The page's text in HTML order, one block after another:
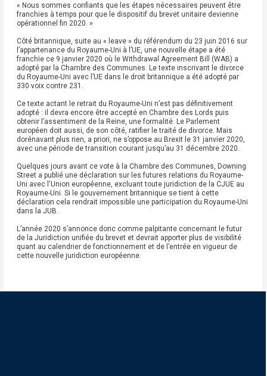
« Nous sommes confiants que les étapes nécessaires peuvent être
franchies à temps pour que le dispositif du brevet unitaire devienne
opérationnel fin 2020. »
Côté britannique, suite au « leave » du référendum du 23 juin 2016 sur
l’appartenance du Royaume-Uni à l’UE, une nouvelle étape a été
franchie ce 9 janvier 2020 où le Withdrawal Agreement Bill (WAB) a
adopté par la Chambre des Communes. Le texte inscrivant le divorce
du Royaume-Uni avec l’UE dans le droit britannique a été adopté par
330 voix contre 231.
Ce texte actant le retrait du Royaume-Uni n’est pas définitivement
adopté : il devra encore être accepté en Chambre des Lords puis
obtenir l’assentiment de la Reine, une formalité. Le Parlement
européen doit aussi, de son côté, ratifier le traité de divorce. Mais
dorénavant plus rien, a priori, ne s’oppose au Brexit le 31 janvier 2020,
avec une période de transition courant jusqu’au 31 décembre 2020.
Quelques jours avant ce vote à la Chambre des Communes, Downing
Street a publié une déclaration sur les futures relations du Royaume-
Uni avec l'Union européenne, excluant toute juridiction de la CJUE au
Royaume-Uni. Si le gouvernement britannique se tient à cette
déclaration cela rendrait impossible une participation du Royaume-Uni
dans la JUB.
L’année 2020 s’annonce donc comme palpitante concernant le futur
de la Juridiction unifiée du brevet et devrait apporter plus de visibilité
quant au calendrier de fonctionnement et de l’entrée en vigueur de
cette nouvelle juridiction européenne.